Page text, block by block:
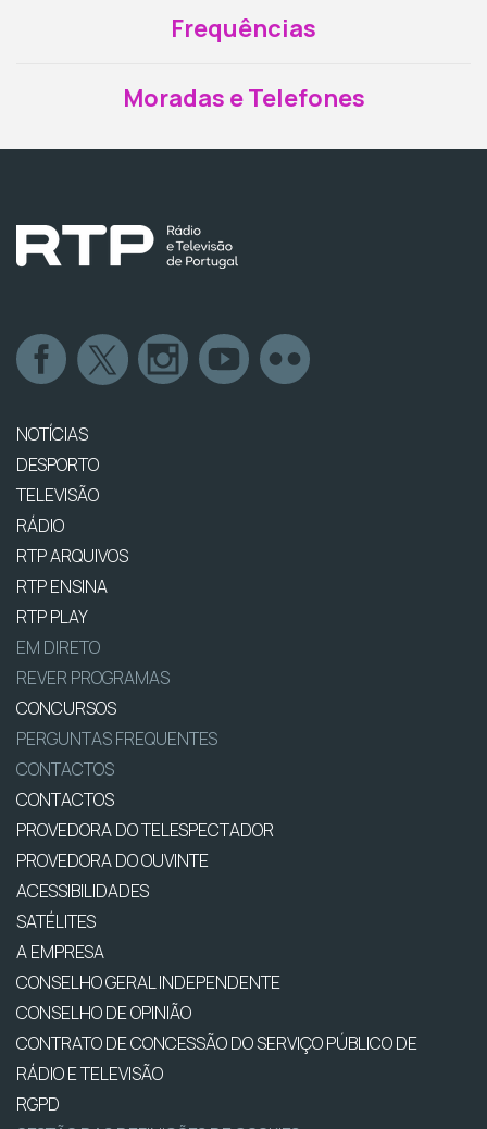
Frequências
Moradas e Telefones
NOTÍCIAS
DESPORTO
TELEVISÃO
RÁDIO
RTP ARQUIVOS
RTP ENSINA
RTP PLAY
EM DIRETO
REVER PROGRAMAS
CONCURSOS
PERGUNTAS FREQUENTES
CONTACTOS
CONTACTOS
PROVEDORA DO TELESPECTADOR
PROVEDORA DO OUVINTE
ACESSIBILIDADES
SATÉLITES
A EMPRESA
CONSELHO GERAL INDEPENDENTE
CONSELHO DE OPINIÃO
CONTRATO DE CONCESSÃO DO SERVIÇO PÚBLICO DE
RÁDIO E TELEVISÃO
RGPD